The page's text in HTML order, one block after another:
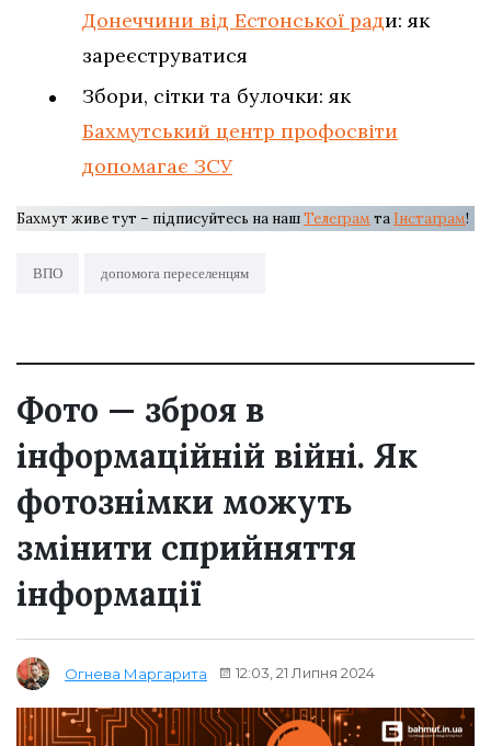
Донеччини від Естонської ради: як
зареєструватися
Збори, сітки та булочки: як
Бахмутський центр профосвіти
допомагає ЗСУ
Бахмут живе тут – підписуйтесь на нашТелеграм та Інстаграм!
ВПО допомога переселенцям
Фото — зброя в
інформаційній війні. Як
фотознімки можуть
змінити сприйняття
інформації
Огнева Маргарита 12:03, 21 Липня 2024